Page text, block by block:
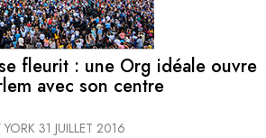
fleurit : une Org idéale ouvre
avec son centre
31 JUILLET 2016